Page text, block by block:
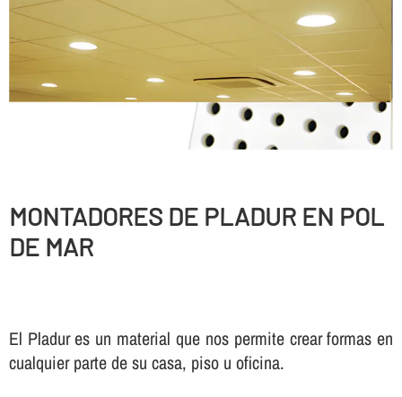
MONTADORES DE PLADUR EN POL
DE MAR
El Pladur es un material que nos permite crear formas en
cualquier parte de su casa, piso u oficina.